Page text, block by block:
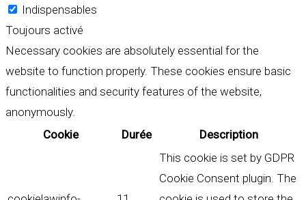
Indispensables
Toujours activé
Necessary cookies are absolutely essential for the
website to function properly. These cookies ensure basic
functionalities and security features of the website,
anonymously.
Cookie
Durée Description
This cookie is set by GDPR
Cookie Consent plugin. The